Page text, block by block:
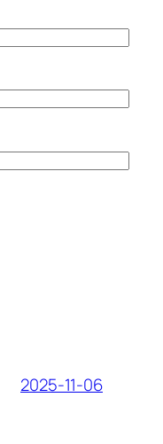
2025-11-06